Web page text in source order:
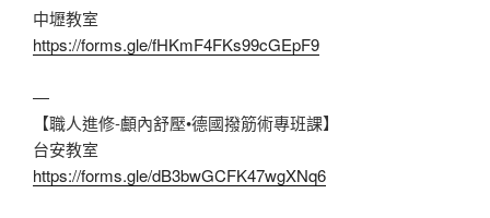
中壢教室
https://forms.gle/fHKmF4FKs99cGEpF9
—
【職人進修-顱內舒壓•德國撥筋術專班課】
台安教室
https://forms.gle/dB3bwGCFK47wgXNq6